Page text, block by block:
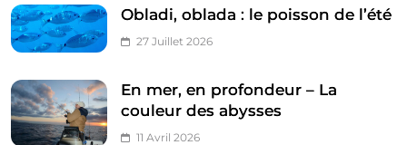
Obladi, oblada : le poisson de l’été
27 Juillet 2026
En mer, en profondeur – La
couleur des abysses
11 Avril 2026